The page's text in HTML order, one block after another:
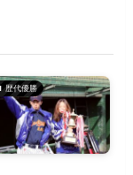
歴代優勝